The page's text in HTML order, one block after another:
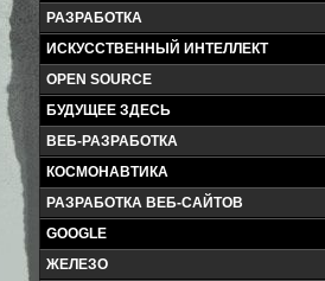
РАЗРАБОТКА
ИСКУССТВЕННЫЙ ИНТЕЛЛЕКТ
OPEN SOURCE
БУДУЩЕЕ ЗДЕСЬ
ВЕБ-РАЗРАБОТКА
КОСМОНАВТИКА
РАЗРАБОТКА ВЕБ-САЙТОВ
GOOGLE
ЖЕЛЕЗО